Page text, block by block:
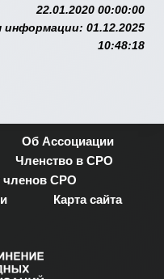
22.01.2020 00:00:00
01.12.2025
10:48:18
Об Ассоциации
Членство в СРО
членов СРО
Карта сайта